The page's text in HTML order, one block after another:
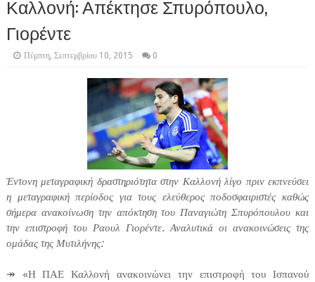
Καλλονή: Απέκτησε Σπυρόπουλο,
Γιορέντε
Πέμπτη, Σεπτεμβρίου 10, 2015 0
Έντονη μεταγραφική δραστηριότητα στην Καλλονή λίγο πριν εκπνεύσει
η μεταγραφική περίοδος για τους ελεύθερος ποδοσφαιριστές καθώς
σήμερα ανακοίνωση την απόκτηση του Παναγιώτη Σπυρόπουλου και
την επιστροφή του Ραουλ Γιορέντε. Αναλυτικά οι ανακοινώσεις της
ομάδας της Μυτιλήνης:
↠ «Η ΠΑΕ Καλλονή ανακοινώνει την επιστροφή του Ισπανού